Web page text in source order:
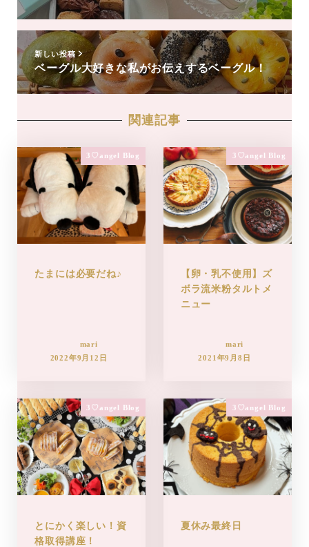
新しい投稿
ベーグル大好きな私がお伝えするベーグル！
関連記事
3♡angel Blog
たまには必要だね♪
mari
2022年9月12日
3♡angel Blog
【卵・乳不使用】ズ
ボラ流米粉タルトメ
ニュー
mari
2021年9月8日
3♡angel Blog
とにかく楽しい！資
格取得講座！
3♡angel Blog
夏休み最終日